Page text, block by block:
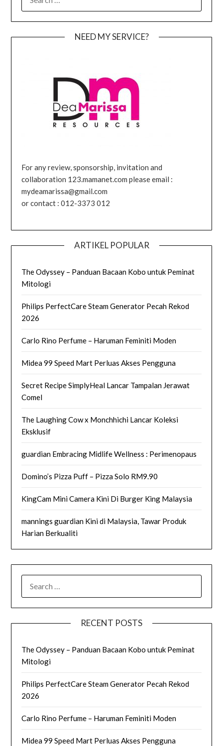
FOR:
NEED MY SERVICE?
For any review, sponsorship, invitation and
collaboration 123.mamanet.com please email :
mydeamarissa@gmail.com
or contact : 012-3373 012
ARTIKEL POPULAR
The Odyssey – Panduan Bacaan Kobo untuk Peminat
Mitologi
Philips PerfectCare Steam Generator Pecah Rekod
2026
Carlo Rino Perfume – Haruman Feminiti Moden
Midea 99 Speed Mart Perluas Akses Pengguna
Secret Recipe SimplyHeal Lancar Tampalan Jerawat
Comel
The Laughing Cow x Monchhichi Lancar Koleksi
Eksklusif
guardian Embracing Midlife Wellness : Perimenopaus
Domino’s Pizza Puff – Pizza Solo RM9.90
KingCam Mini Camera Kini Di Burger King Malaysia
mannings guardian Kini di Malaysia, Tawar Produk
Harian Berkualiti
FOR:
RECENT POSTS
The Odyssey – Panduan Bacaan Kobo untuk Peminat
Mitologi
Philips PerfectCare Steam Generator Pecah Rekod
2026
Carlo Rino Perfume – Haruman Feminiti Moden
Midea 99 Speed Mart Perluas Akses Pengguna